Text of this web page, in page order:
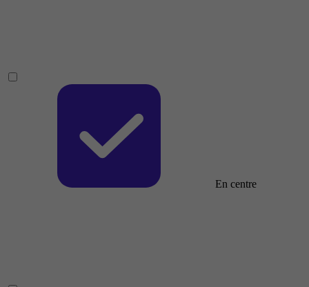
En centre